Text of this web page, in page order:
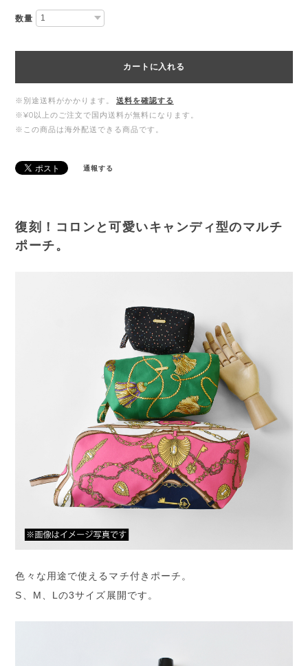
数量
カートに入れる
※別途送料がかかります。
送料を確認する
※¥0以上のご注文で国内送料が無料になります。
※この商品は海外配送できる商品です。
通報する
復刻！コロンと可愛いキャンディ型のマルチ
ポーチ。
色々な用途で使えるマチ付きポーチ。
S、M、Lの3サイズ展開です。